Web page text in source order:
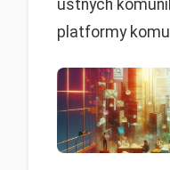
ustnych
platformy